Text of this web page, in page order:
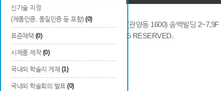
신기술 지정
(제품인증, 품질인증 등 포함) (0)
표준채택 (0)
시제품 제작 (0)
국내외 학술지 게재 (1)
국내외 학술회의 발표 (0)
14066 경기도 안양시 동안구 시민대로 286 (관양동 1600) 송백빌딩
COPYRIGHTS © 2014 KAIA, ALL RIGHTS RESERVED.